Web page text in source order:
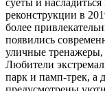
суеты и
реконструкции в
более
появились
уличные тренажеры,
Любители
парк и памп-трек, а